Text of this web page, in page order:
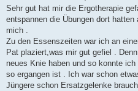
Sehr gut hat mir die Ergotherapie
entspannen die Übungen dort
mich .
Zu den Essenszeiten war ich an
Pat plaziert,was mir gut gefiel .
neues Knie haben und so konnte
so ergangen ist . Ich war schon
Jüngere schon Ersatzgelenke